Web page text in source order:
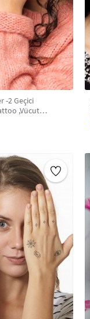
-2 Geçici
,Vücut